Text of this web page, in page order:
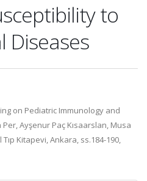
to
Diseases
on Pediatric Immunology and
Ayşenur Paç Kısaarslan, Musa
Kitapevi, Ankara, ss.184-190,